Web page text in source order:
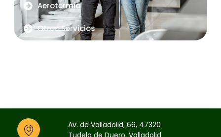
Aerotermia
Otros Servicios
Av. de Valladolid, 66, 47320
Tudela de Duero, Valladolid